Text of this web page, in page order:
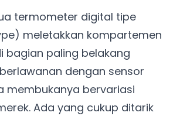
termometer digital tipe
meletakkan kompartemen
bagian paling belakang
dengan sensor
membukanya bervariasi
Ada yang cukup ditarik